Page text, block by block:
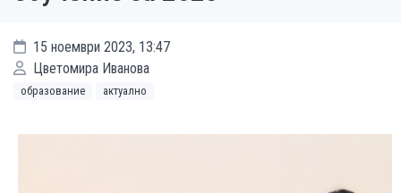
15 ноември 2023, 13:47
Цветомира Иванова
образование актуално